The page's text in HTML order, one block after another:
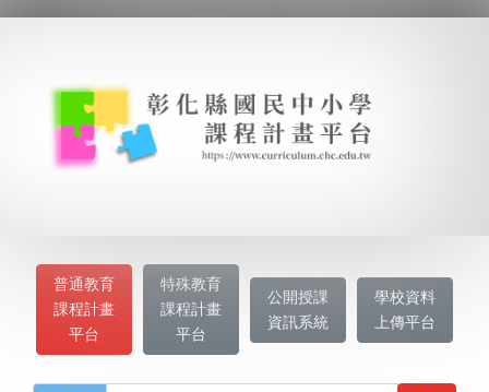
普通教育
課程計畫
平台
特殊教育
課程計畫
平台
公開授課
資訊系統
學校資料
上傳平台